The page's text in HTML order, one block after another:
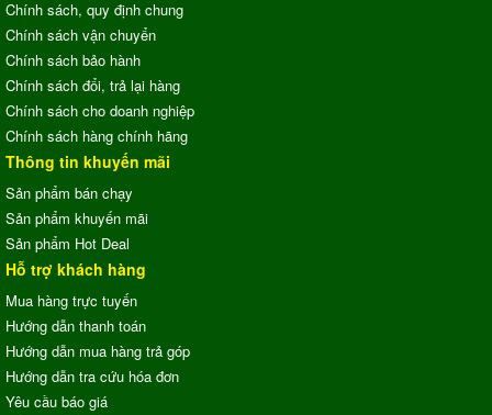
Chính sách, quy định chung
Chính sách vận chuyển
Chính sách bảo hành
Chính sách đổi, trả lại hàng
Chính sách cho doanh nghiệp
Chính sách hàng chính hãng
Thông tin khuyến mãi
Sản phẩm bán chạy
Sản phẩm khuyến mãi
Sản phẩm Hot Deal
Hỗ trợ khách hàng
Mua hàng trực tuyến
Hướng dẫn thanh toán
Hướng dẫn mua hàng trả góp
Hướng dẫn tra cứu hóa đơn
Yêu cầu báo giá